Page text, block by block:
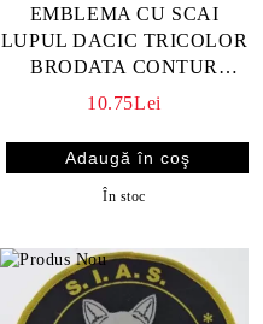
EMBLEMA CU SCAI
LUPUL DACIC TRICOLOR
BRODATA CONTUR
NEGRU,BRAT STANG 9X5
10.75Lei
În stoc